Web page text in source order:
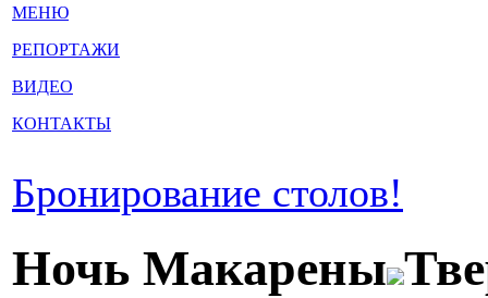
МЕНЮ
РЕПОРТАЖИ
ВИДЕО
КОНТАКТЫ
Бронирование столов!
Ночь Макарены